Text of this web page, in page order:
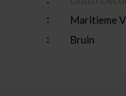
Maritieme
Bruin